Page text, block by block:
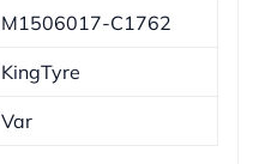
M1506017-C1762
KingTyre
Var